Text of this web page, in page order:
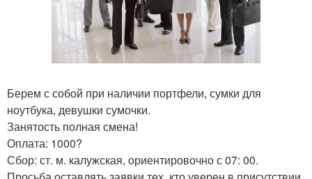
Берем с собой при наличии портфели, сумки для
ноутбука, девушки сумочки.
Занятость полная смена!
Оплата: 1000?
Сбор: ст. м. калужская, ориентировочно с 07: 00.